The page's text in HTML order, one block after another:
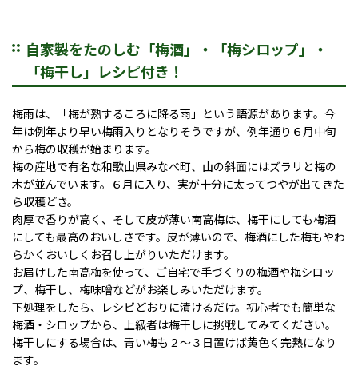
自家製をたのしむ「梅酒」・「梅シロップ」・
「梅干し」レシピ付き！
梅雨は、「梅が熟するころに降る雨」という語源があります。今
年は例年より早い梅雨入りとなりそうですが、例年通り６月中旬
から梅の収穫が始まります。
梅の産地で有名な和歌山県みなべ町、山の斜面にはズラリと梅の
木が並んでいます。６月に入り、実が十分に太ってつやが出てきた
ら収穫どき。
肉厚で香りが高く、そして皮が薄い南高梅は、梅干にしても梅酒
にしても最高のおいしさです。皮が薄いので、梅酒にした梅もやわ
らかくおいしくお召し上がりいただけます。
お届けした南高梅を使って、ご自宅で手づくりの梅酒や梅シロッ
プ、梅干し、梅味噌などがお楽しみいただけます。
下処理をしたら、レシピどおりに漬けるだけ。初心者でも簡単な
梅酒・シロップから、上級者は梅干しに挑戦してみてください。
梅干しにする場合は、青い梅も２～３日置けば黄色く完熟になり
ます。